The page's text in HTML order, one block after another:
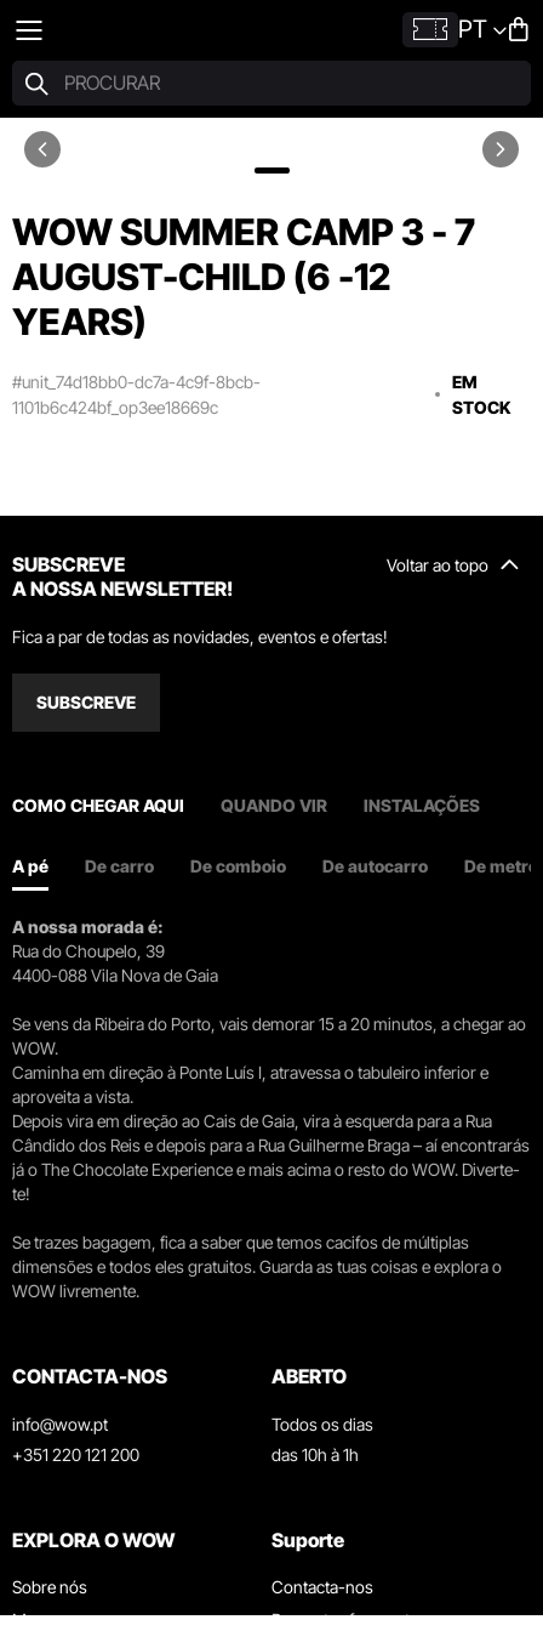
PT
WOW SUMMER CAMP 3 - 7
AUGUST-CHILD (6 -12
YEARS)
#unit_74d18bb0-dc7a-4c9f-8bcb-
1101b6c424bf_op3ee18669c
EM
STOCK
Voltar ao topo
SUBSCREVE
A NOSSA NEWSLETTER!
Fica a par de todas as novidades, eventos e ofertas!
SUBSCREVE
COMO CHEGAR AQUI QUANDO VIR INSTALAÇÕES
A pé De carro De comboio De autocarro De metro
A nossa morada é:
Rua do Choupelo, 39
4400-088 Vila Nova de Gaia
Se vens da Ribeira do Porto, vais demorar 15 a 20 minutos, a chegar ao
WOW.
Caminha em direção à Ponte Luís I, atravessa o tabuleiro inferior e
aproveita a vista.
Depois vira em direção ao Cais de Gaia, vira à esquerda para a Rua
Cândido dos Reis e depois para a Rua Guilherme Braga – aí encontrarás
já o The Chocolate Experience e mais acima o resto do WOW. Diverte-
te!
Se trazes bagagem, fica a saber que temos cacifos de múltiplas
dimensões e todos eles gratuitos. Guarda as tuas coisas e explora o
WOW livremente.
CONTACTA-NOS
info@wow.pt
+351 220 121 200
ABERTO
Todos os dias
das 10h à 1h
EXPLORA O WOW
Sobre nós
Museus
Suporte
Contacta-nos
Perguntas frequentes